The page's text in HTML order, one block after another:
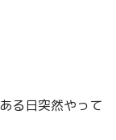
と思います。
る日突然やって